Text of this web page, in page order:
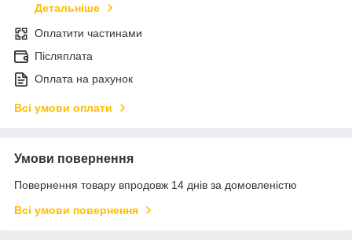
Детальніше
Оплатити частинами
Післяплата
Оплата на рахунок
Всі умови оплати
Умови повернення
Повернення товару впродовж 14 днів за домовленістю
Всі умови повернення